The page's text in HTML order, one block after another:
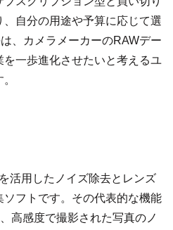
自分の用途や予算に応じて選
、カメラメーカーのRAWデー
一歩進化させたいと考えるユ
活用したノイズ除去とレンズ
フトです。その代表的な機能
高感度で撮影された写真のノ